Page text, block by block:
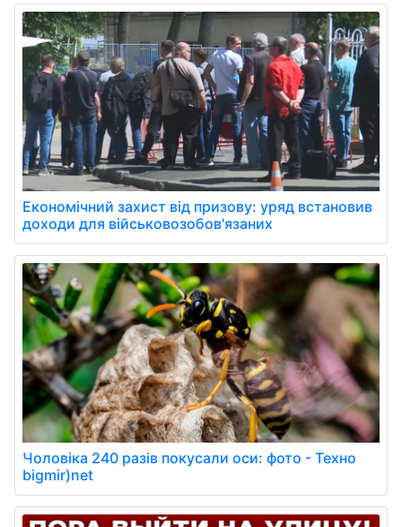
Економічний захист від призову: уряд встановив
доходи для військовозобов'язаних
Чоловіка 240 разів покусали оси: фото - Техно
bigmir)net